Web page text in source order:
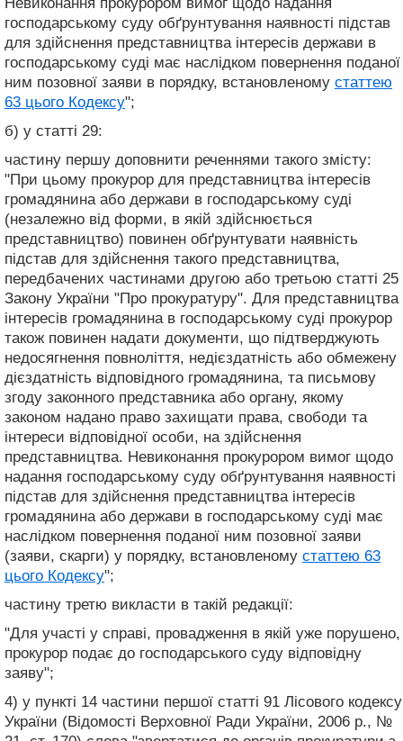
господарському суду обґрунтування наявності підстав
для здійснення представництва інтересів держави в
господарському суді має наслідком повернення поданої
ним позовної заяви в порядку, встановленому статтею
63 цього Кодексу";
б) у статті 29:
частину першу доповнити реченнями такого змісту:
"При цьому прокурор для представництва інтересів
громадянина або держави в господарському суді
(незалежно від форми, в якій здійснюється
представництво) повинен обґрунтувати наявність
підстав для здійснення такого представництва,
передбачених частинами другою або третьою статті 25
Закону України "Про прокуратуру". Для представництва
інтересів громадянина в господарському суді прокурор
також повинен надати документи, що підтверджують
недосягнення повноліття, недієздатність або обмежену
дієздатність відповідного громадянина, та письмову
згоду законного представника або органу, якому
законом надано право захищати права, свободи та
інтереси відповідної особи, на здійснення
представництва. Невиконання прокурором вимог щодо
надання господарському суду обґрунтування наявності
підстав для здійснення представництва інтересів
громадянина або держави в господарському суді має
наслідком повернення поданої ним позовної заяви
(заяви, скарги) у порядку, встановленому статтею 63
цього Кодексу";
частину третю викласти в такій редакції:
"Для участі у справі, провадження в якій уже порушено,
прокурор подає до господарського суду відповідну
заяву";
4) у пункті 14 частини першої статті 91 Лісового кодексу
України (Відомості Верховної Ради України, 2006 р., №